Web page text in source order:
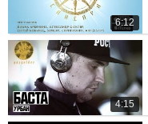
6:12
4:15